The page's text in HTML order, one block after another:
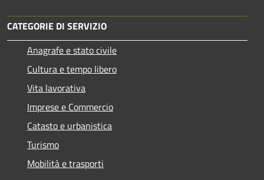
CATEGORIE DI SERVIZIO
Anagrafe e stato civile
Cultura e tempo libero
Vita lavorativa
Imprese e Commercio
Catasto e urbanistica
Turismo
Mobilità e trasporti